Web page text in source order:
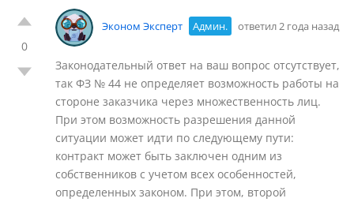
0
Эконом Эксперт Админ. ответил 2 года назад
Законодательный ответ на ваш вопрос отсутствует,
так ФЗ № 44 не определяет возможность работы на
стороне заказчика через множественность лиц.
При этом возможность разрешения данной
ситуации может идти по следующему пути:
контракт может быть заключен одним из
собственников с учетом всех особенностей,
определенных законом. При этом, второй